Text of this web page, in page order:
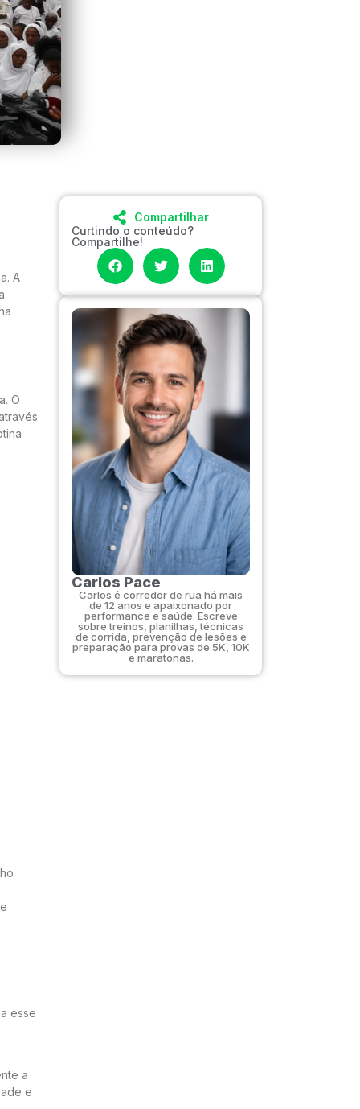
A
O
esse
a
e
Compartilhar
Curtindo o conteúdo?
Compartilhe!
Carlos Pace
Carlos é corredor de rua há mais
de 12 anos e apaixonado por
performance e saúde. Escreve
sobre treinos, planilhas, técnicas
de corrida, prevenção de lesões e
preparação para provas de 5K, 10K
e maratonas.